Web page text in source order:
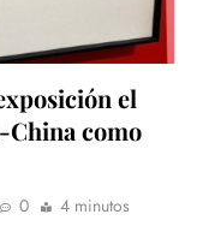
el
China como
0
4 minutos